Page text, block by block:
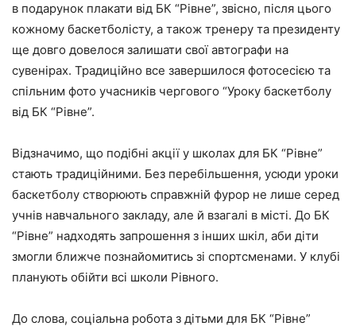
в подарунок плакати від БК “Рівне”, звісно, після цього
кожному баскетболісту, а також тренеру та президенту
ще довго довелося залишати свої автографи на
сувенірах. Традиційно все завершилося фотосесією та
спільним фото учасників чергового “Уроку баскетболу
від БК “Рівне”.
Відзначимо, що подібні акції у школах для БК “Рівне”
стають традиційними. Без перебільшення, усюди уроки
баскетболу створюють справжній фурор не лише серед
учнів навчального закладу, але й взагалі в місті. До БК
“Рівне” надходять запрошення з інших шкіл, аби діти
змогли ближче познайомитись зі спортсменами. У клубі
планують обійти всі школи Рівного.
До слова, соціальна робота з дітьми для БК “Рівне”